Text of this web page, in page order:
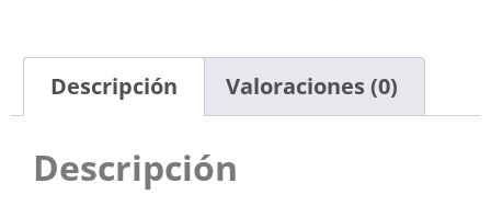
Descripción Valoraciones (0)
Descripción